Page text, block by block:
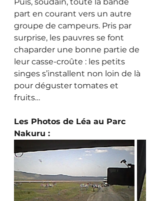
part en courant vers un autre
groupe de campeurs. Pris par
surprise, les pauvres se font
chaparder une bonne partie de
leur casse-croûte : les petits
singes s’installent non loin de là
pour déguster tomates et
fruits…
Les Photos de Léa au Parc
Nakuru :